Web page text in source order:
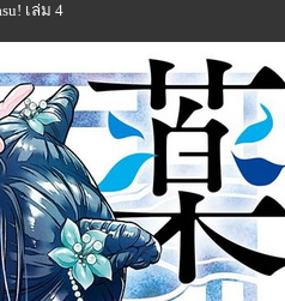
เล่ม 4